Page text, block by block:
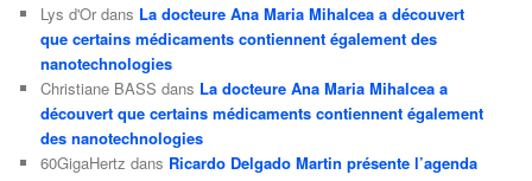
Lys d'Or dans La docteure Ana Maria Mihalcea a découvert
que certains médicaments contiennent également des
nanotechnologies
Christiane BASS dans La docteure Ana Maria Mihalcea a
découvert que certains médicaments contiennent également
des nanotechnologies
60GigaHertz dans Ricardo Delgado Martin présente l’agenda